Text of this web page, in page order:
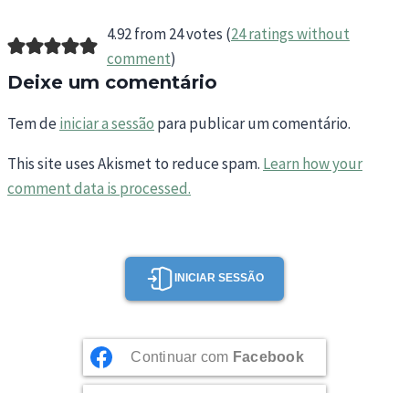
4.92 from 24 votes (24 ratings without
comment)
Deixe um comentário
Tem deiniciar a sessão para publicar um comentário.
This site uses Akismet to reduce spam. Learn how your
comment data is processed.
INICIAR SESSÃO
Continuar com Facebook